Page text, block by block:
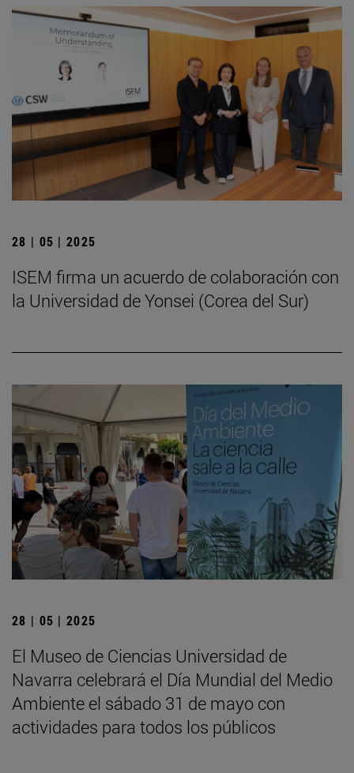
28 | 05 | 2025
ISEM firma un acuerdo de colaboración con
la Universidad de Yonsei (Corea del Sur)
28 | 05 | 2025
El Museo de Ciencias Universidad de
Navarra celebrará el Día Mundial del Medio
Ambiente el sábado 31 de mayo con
actividades para todos los públicos